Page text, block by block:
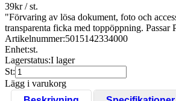
39kr/ st.
"Förvaring av lösa dokument, foto och
transparenta ficka med toppöppning. Passar
Artikelnummer:5015142334000
Enhet:st.
Lagerstatus:I lager
St:
Lägg i varukorg